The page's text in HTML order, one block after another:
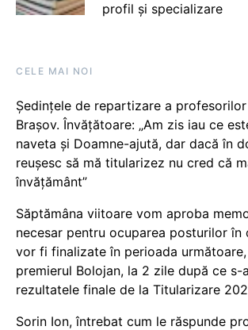
profil și specializare
CELE MAI NOI
Ședințele de repartizare a
Brașov. Învățătoare: „Am zis iau ce
naveta și Doamne-ajută, dar dacă în
reușesc să mă titularizez nu cred că
învățământ”
Săptămâna viitoare vom aproba
necesar pentru ocuparea posturilor în
vor fi finalizate în perioada
premierul Bolojan, la 2 zile după ce s-
rezultatele finale de la Titularizare
Sorin Ion, întrebat cum le răspunde